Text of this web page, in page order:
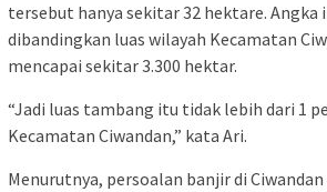
tersebut hanya sekitar 32 hektare. Angka
dibandingkan luas wilayah Kecamatan
mencapai sekitar 3.300 hektar.
“Jadi luas tambang itu tidak lebih dari 1
Kecamatan Ciwandan,” kata Ari.
Menurutnya, persoalan banjir di